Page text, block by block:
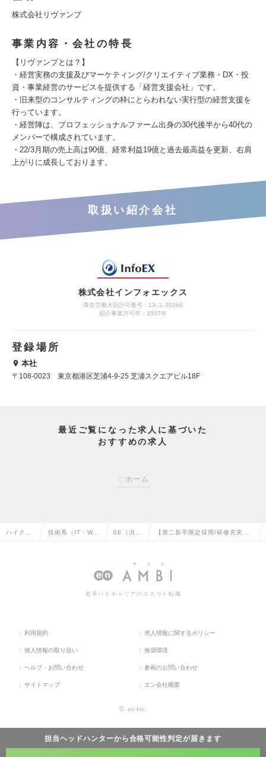
株式会社リヴァンプ
事業内容・会社の特長
【リヴァンプとは？】
・経営実務の支援及びマーケティング/クリエイティブ業務・DX・投
資・事業経営のサービスを提供する「経営支援会社」です。
・旧来型のコンサルティングの枠にとらわれない実行型の経営支援を
行っています。
・経営陣は、プロフェッショナルファーム出身の30代後半から40代の
メンバーで構成されています。
・22/3月期の売上高は90億、経常利益19億と過去最高益を更新、右肩
上がりに成長しております。
取扱い紹介会社
株式会社インフォエックス
厚生労働大臣許可番号：13-ユ-30266
紹介事業許可年：2007年
登録場所
本社
〒108-0023 東京都港区芝浦4-9-25 芝浦スクエアビル18F
最近ご覧になった求人に基づいた
おすすめの求人
ホーム
担当ヘッドハンターから合格可能性判定が届きます
ハイクラ 技術系（IT・We SE（汎用 【第二新卒限定採用/研修充実】
情報
若手ハイキャリアのスカウト転職
利用規約 求人情報に関するポリシー
個人情報の取り扱い 推奨環境
ヘルプ・お問い合わせ 参画のお問い合わせ
サイトマップ エン会社概要
© en Inc.